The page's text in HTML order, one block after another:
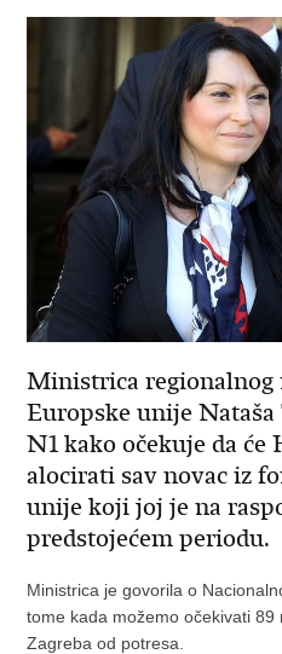
Ministrica regionalnog
Europske unije
N1 kako očekuje da
alocirati sav novac iz
unije koji joj je na
predstojećem periodu.
Ministrica je govorila o
tome kada možemo očekivati 89
Zagreba od potresa.